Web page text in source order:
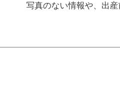
写真のない情報や、出